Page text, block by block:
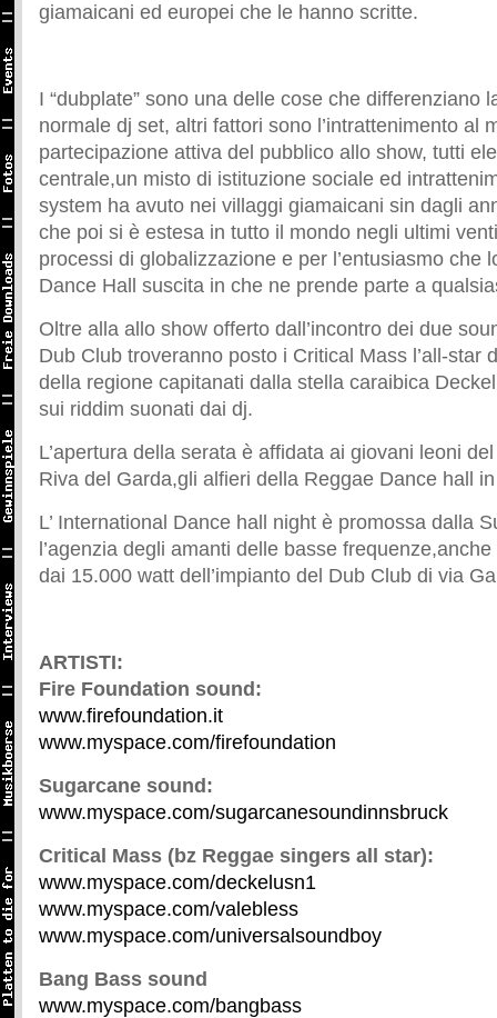
giamaicani ed europei che le hanno scritte.
I “dubplate” sono una delle cose che differenziano
normale dj set, altri fattori sono l’intrattenimento al
partecipazione attiva del pubblico allo show, tutti
centrale,un misto di istituzione sociale ed
system ha avuto nei villaggi giamaicani sin dagli
che poi si è estesa in tutto il mondo negli ultimi
processi di globalizzazione e per l’entusiasmo che
Dance Hall suscita in che ne prende parte a
Oltre alla allo show offerto dall’incontro dei due
Dub Club troveranno posto i Critical Mass l’all-star
della regione capitanati dalla stella caraibica
sui riddim suonati dai dj.
L’apertura della serata è affidata ai giovani leoni
Riva del Garda,gli alfieri della Reggae Dance hall
L’ International Dance hall night è promossa dalla
l’agenzia degli amanti delle basse
dai 15.000 watt dell’impianto del Dub Club di via
ARTISTI:
Fire Foundation sound:
www.firefoundation.it
www.myspace.com/firefoundation
Sugarcane sound:
www.myspace.com/sugarcanesoundinnsbruck
Critical Mass (bz Reggae singers all star):
www.myspace.com/deckelusn1
www.myspace.com/valebless
www.myspace.com/universalsoundboy
Bang Bass sound
www.myspace.com/bangbass